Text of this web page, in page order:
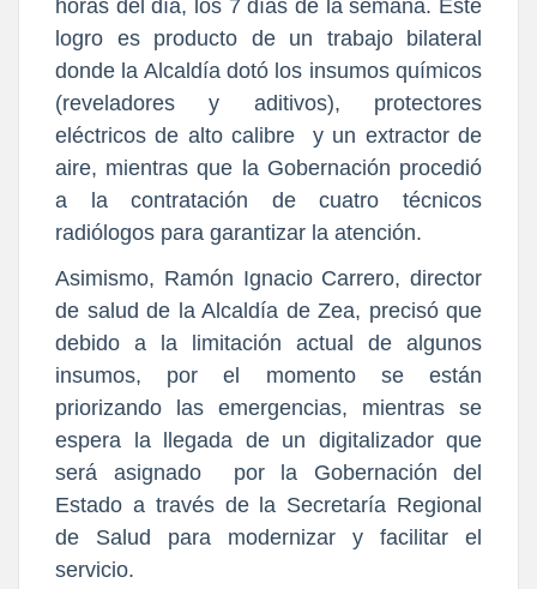
horas del día, los 7 días de la semana. Este
logro es producto de un trabajo bilateral
donde la Alcaldía dotó los insumos químicos
(reveladores y aditivos), protectores
eléctricos de alto calibre y un extractor de
aire, mientras que la Gobernación procedió
a la contratación de cuatro técnicos
radiólogos para garantizar la atención.
Asimismo, Ramón Ignacio Carrero, director
de salud de la Alcaldía de Zea, precisó que
debido a la limitación actual de algunos
insumos, por el momento se están
priorizando las emergencias, mientras se
espera la llegada de un digitalizador que
será asignado por la Gobernación del
Estado a través de la Secretaría Regional
de Salud para modernizar y facilitar el
servicio.